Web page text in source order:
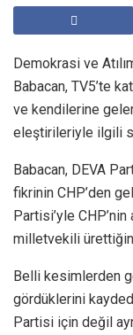
Demokrasi ve
Babacan, TV5’te
ve kendilerine
eleştirileriyle ilgili
Babacan, DEVA
fikrinin CHP’den
Partisi’yle CHP’nin
milletvekili
Belli kesimlerden
gördüklerini
Partisi için değil